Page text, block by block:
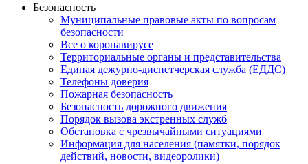
Безопасность
Муниципальные правовые акты по вопросам
безопасности
Все о коронавирусе
Территориальные органы и представительства
Единая дежурно-диспетчерская служба (ЕДДС)
Телефоны доверия
Пожарная безопасность
Безопасность дорожного движения
Порядок вызова экстренных служб
Обстановка с чрезвычайными ситуациями
Информация для населения (памятки, порядок
действий, новости, видеоролики)